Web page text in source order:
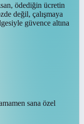
ödediğin ücretin
değil, çalışmaya
güvence altına
sana özel